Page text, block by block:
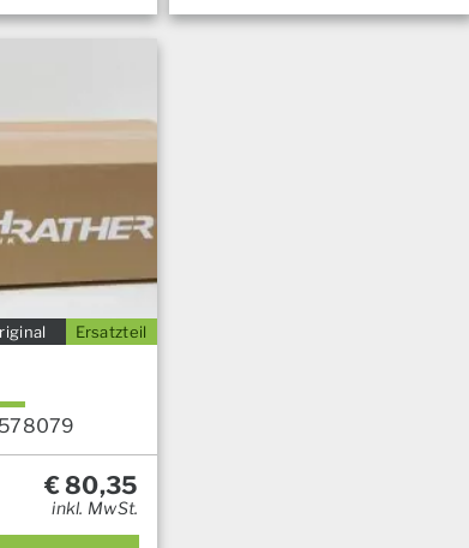
Ersatzteil
€80,35
inkl. MwSt.